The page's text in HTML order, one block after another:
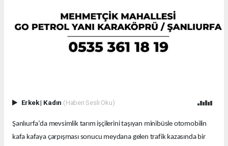
Erkek| Kadın (Haberi Sesli Oku)
Şanlıurfa’da mevsimlik tarım işçilerini taşıyan minibüsle otomobilin
kafa kafaya çarpışması sonucu meydana gelen trafik kazasında bir